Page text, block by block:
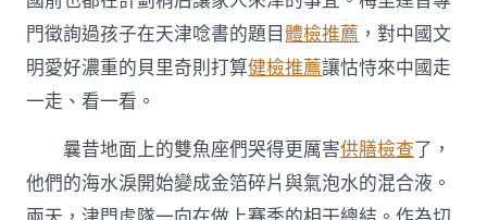
門徵詢過孩子在天津唸書的題目體檢推薦 ，對中國文
明愛好濃重的貝里奇則打算健檢推薦讓怙恃來中國走
一走、看一看。
曩昔地面上的雙魚座們哭得更厲害供膳檢查了，
他們的海水淚開始變成金箔碎片與氣泡水的混合液。